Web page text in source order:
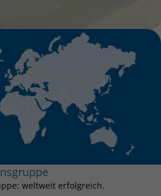
weltweit erfolgreich.